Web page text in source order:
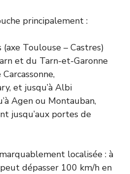
principalement :
(axe Toulouse – Castres)
et du Tarn-et-Garonne
et jusqu’à Albi
Agen ou Montauban,
jusqu’aux portes de
localisée : à
dépasser 100 km/h en